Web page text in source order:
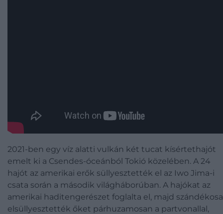
2021-ben egy víz alatti vulkán két tucat kísértethajót
emelt ki a Csendes-óceánból Tokió közelében. A 24
hajót az amerikai erők süllyesztették el az Iwo Jima-i
csata során a második világháborúban. A hajókat az
amerikai haditengerészet foglalta el, majd
elsüllyesztették őket párhuzamosan a partvonallal,